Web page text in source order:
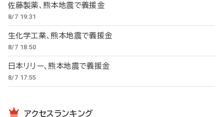
佐藤製薬、熊本地震で義援金
8/7 19:31
生化学工業、熊本地震で義援金
8/7 18:50
日本リリー、熊本地震で義援金
8/7 17:55
アクセスランキング